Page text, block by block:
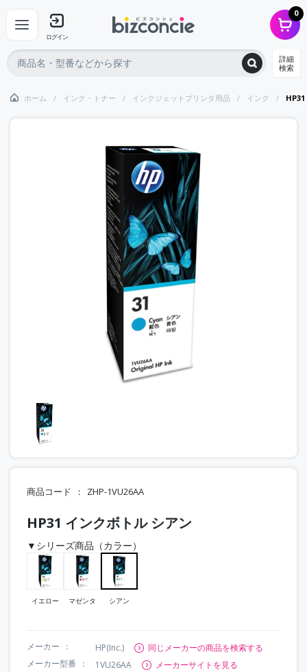
ログイン
0
詳細
検索
ホーム インク・トナー インクジェットプリンタ用品 インク
商品コード ZHP-1VU26AA
HP31 インクボトル シアン
▼シリーズ商品（カラー）
イエロー マゼンタ シアン
メーカー HP(Inc.)
同じメーカーの商品を検索する
メーカー型番
1VU26AA メーカーサイトを見る